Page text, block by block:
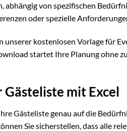
abhängig von spezifischen
oder spezielle
unserer kostenlosen Vorlage für
startet Ihre Planung ohne
mit Excel
Gästeliste genau auf die
Sie sicherstellen, dass alle